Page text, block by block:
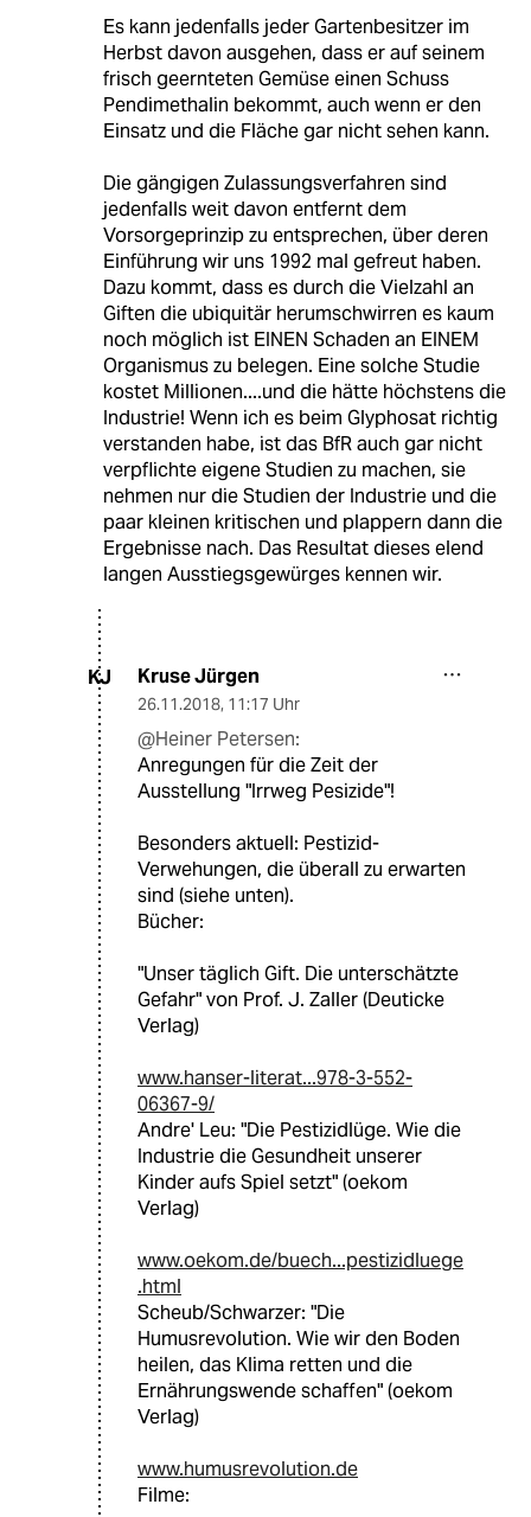
Es kann jedenfalls jeder Gartenbesitzer im
Herbst davon ausgehen, dass er auf seinem
frisch geernteten Gemüse einen Schuss
Pendimethalin bekommt, auch wenn er den
Einsatz und die Fläche gar nicht sehen kann.
Die gängigen Zulassungsverfahren sind
jedenfalls weit davon entfernt dem
Vorsorgeprinzip zu entsprechen, über deren
Einführung wir uns 1992 mal gefreut haben.
Dazu kommt, dass es durch die Vielzahl an
Giften die ubiquitär herumschwirren es kaum
noch möglich ist EINEN Schaden an EINEM
Organismus zu belegen. Eine solche Studie
kostet Millionen....und die hätte höchstens die
Industrie! Wenn ich es beim Glyphosat richtig
verstanden habe, ist das BfR auch gar nicht
verpflichte eigene Studien zu machen, sie
nehmen nur die Studien der Industrie und die
paar kleinen kritischen und plappern dann die
Ergebnisse nach. Das Resultat dieses elend
langen Ausstiegsgewürges kennen wir.
KJ Kruse Jürgen
26.11.2018, 11:17 Uhr
@Heiner Petersen:
Anregungen für die Zeit der
Ausstellung "Irrweg Pesizide"!
Besonders aktuell: Pestizid-
Verwehungen, die überall zu erwarten
sind (siehe unten).
Bücher:
"Unser täglich Gift. Die unterschätzte
Gefahr" von Prof. J. Zaller (Deuticke
Verlag)
www.hanser-literat...978-3-552-
06367-9/
Andre' Leu: "Die Pestizidlüge. Wie die
Industrie die Gesundheit unserer
Kinder aufs Spiel setzt" (oekom
Verlag)
www.oekom.de/buech...pestizidluege
.html
Scheub/Schwarzer: "Die
Humusrevolution. Wie wir den Boden
heilen, das Klima retten und die
Ernährungswende schaffen" (oekom
Verlag)
www.humusrevolution.de
Filme: